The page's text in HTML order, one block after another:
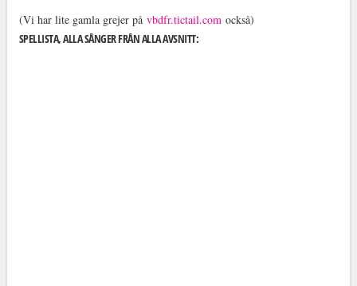
(Vi har lite gamla grejer på vbdfr.tictail.comockså)
SPELLISTA, ALLA SÅNGER FRÅN ALLA AVSNITT: